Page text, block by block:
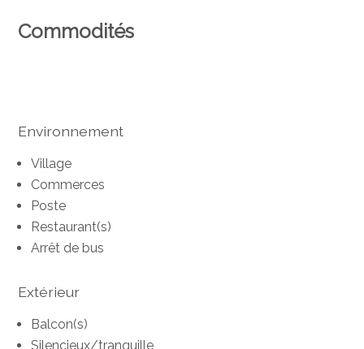
Commodités
Environnement
Village
Commerces
Poste
Restaurant(s)
Arrêt de bus
Extérieur
Balcon(s)
Silencieux/tranquille